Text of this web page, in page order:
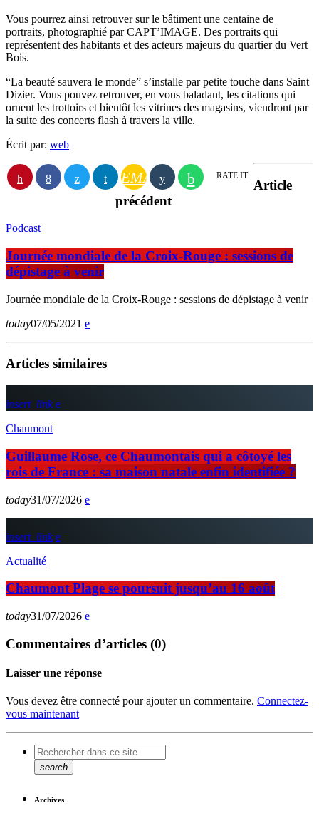
Vous pourrez ainsi retrouver sur le bâtiment une centaine de
portraits, photographié par CAPT’IMAGE. Des portraits qui
représentent des habitants et des acteurs majeurs du quartier du Vert
Bois.
“La beauté sauvera le monde” s’installe par petite touche dans Saint
Dizier. Vous pouvez retrouver, en vous baladant, les citations qui
ornent les trottoirs et bientôt les vitrines des magasins, viendront par
la suite des concerts flash à travers la ville.
Écrit par: web
EMAIL RATE IT
Article
précédent
Podcast
Journée mondiale de la Croix-Rouge : sessions de
dépistage à venir
Journée mondiale de la Croix-Rouge : sessions de dépistage à venir
today07/05/2021
Articles similaires
insert_link
Chaumont
Guillaume Rose, ce Chaumontais qui a côtoyé les
rois de France : sa maison natale enfin identifiée ?
today31/07/2026
insert_link
Actualité
Chaumont Plage se poursuit jusqu’au 16 août
today31/07/2026
Commentaires d’articles (0)
Laisser une réponse
Vous devez être connecté pour ajouter un commentaire. Connectez-
vous maintenant
search
Archives